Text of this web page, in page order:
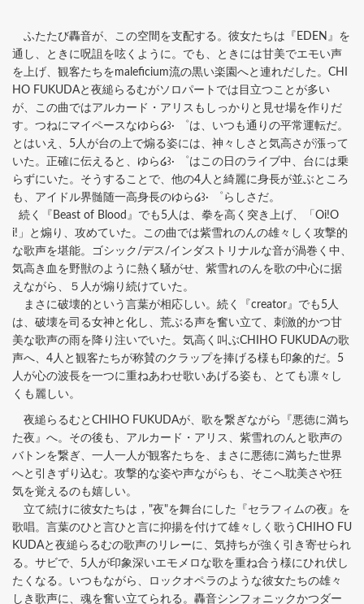
ふたたび轟音が、この空間を支配する。彼女たちは『EDEN』を
通し、ときに呪詛を呟くように。でも、ときには甘美でエモい声
を上げ、観客たちをmaleficium流の黒い楽園へと連れだした。CHI
HO FUKUDAと夜縋らるむがソロパートでは目立つことが多い
が、この曲ではアルカード・アリスもしっかりと見せ場を作りだ
す。つねにマイペースなゆら໒꒱· ゜は、いつも通りの平常運転だ。
とはいえ、5人が台の上で煽る姿には、神々しさと気高さが漲って
いた。正確に伝えると、ゆら໒꒱· ゜はこの日のライブ中、台には乗
らずにいた。そうすることで、他の4人と綺麗に身長が並ぶところ
も、アイドル界髄随一高身長のゆら໒꒱· ゜らしさだ。
続く『Beast of Blood』でも5人は、拳を高く突き上げ、「Oi!O
i!」と煽り、攻めていた。この曲では紫雪れのんの雄々しく攻撃的
な歌声を堪能。ゴシック/デス/インダストリナルな音が渦巻く中、
気高き血を野獣のように熱く騒がせ、紫雪れのんを歌の中心に据
えながら、５人が煽り続けていた。
まさに破壊的という言葉が相応しい。続く『creator』でも5人
は、破壊を司る女神と化し、荒ぶる声を奮い立て、刺激的かつ甘
美な歌声の雨を降り注いでいた。気高く叫ぶCHIHO FUKUDAの歌
声へ、4人と観客たちが称賛のクラップを捧げる様も印象的だ。5
人が心の波長を一つに重ねあわせ歌いあげる姿も、とても凛々し
くも麗しい。
夜縋らるむとCHIHO FUKUDAが、歌を繋ぎながら『悪徳に満ち
た夜』へ。その後も、アルカード・アリス、紫雪れのんと歌声の
バトンを繋ぎ、一人一人が観客たちを、まさに悪徳に満ちた世界
へと引きずり込む。攻撃的な姿や声ながらも、そこへ耽美さや狂
気を覚えるのも嬉しい。
立て続けに彼女たちは，"夜"を舞台にした『セラフィムの夜』を
歌唱。言葉のひと言ひと言に抑揚を付けて雄々しく歌うCHIHO FU
KUDAと夜縋らるむの歌声のリレーに、気持ちが強く引き寄せられ
る。サビで、5人が印象深いエモメロな歌を重ね合う様にひれ伏し
たくなる。いつもながら、ロックオペラのような彼女たちの雄々
しき歌声に、魂を奮い立てられる。轟音シンフォニックかつダー